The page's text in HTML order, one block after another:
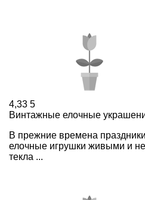
4,33 5
Винтажные елочные
В прежние времена
елочные игрушки живыми и
текла ...